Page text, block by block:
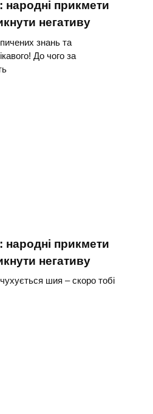
народні прикмети
негативу
знань та
До чого за
прикмети
негативу
шия – скоро тобі